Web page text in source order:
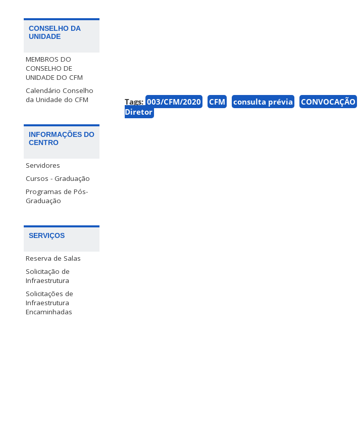
CONSELHO DA
UNIDADE
MEMBROS DO
CONSELHO DE
UNIDADE DO CFM
Calendário Conselho
da Unidade do CFM
INFORMAÇÕES DO
CENTRO
Servidores
Cursos - Graduação
Programas de Pós-
Graduação
SERVIÇOS
Reserva de Salas
Solicitação de
Infraestrutura
Solicitações de
Infraestrutura
Encaminhadas
Tags: 003/CFM/2020 CFM consulta prévia CONVOCAÇÃO
Diretor